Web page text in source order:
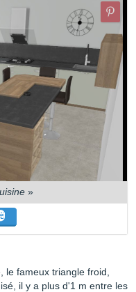
»
le fameux triangle froid,
il y a plus d'1 m entre les